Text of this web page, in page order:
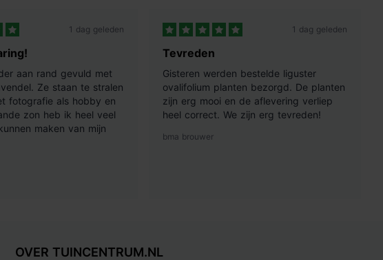
1 dag geleden
aan rand gevuld met
Ze staan te stralen
fotografie als hobby en
zon heb ik heel veel
maken van mijn
1 dag geleden
Tevreden
Gisteren werden bestelde liguster
ovalifolium planten bezorgd. De planten
zijn erg mooi en de aflevering verliep
heel correct. We zijn erg tevreden!
bma brouwer
OVER TUINCENTRUM.NL